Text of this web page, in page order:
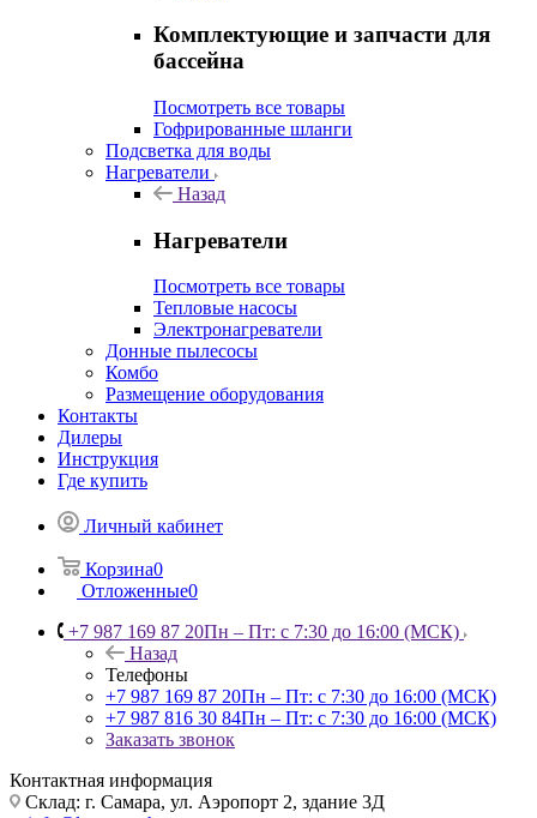
Комплектующие и запчасти для
бассейна
Посмотреть все товары
Гофрированные шланги
Подсветка для воды
Нагреватели
Назад
Нагреватели
Посмотреть все товары
Тепловые насосы
Электронагреватели
Донные пылесосы
Комбо
Размещение оборудования
Контакты
Дилеры
Инструкция
Где купить
Личный кабинет
Корзина0
Отложенные0
+7 987 169 87 20Пн – Пт: с 7:30 до 16:00 (МСК)
Назад
Телефоны
+7 987 169 87 20Пн – Пт: с 7:30 до 16:00 (МСК)
+7 987 816 30 84Пн – Пт: с 7:30 до 16:00 (МСК)
Заказать звонок
Контактная информация
Склад: г. Самара, ул. Аэропорт 2, здание 3Д